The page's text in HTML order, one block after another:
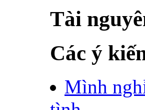
Tài
Các ý
Mình